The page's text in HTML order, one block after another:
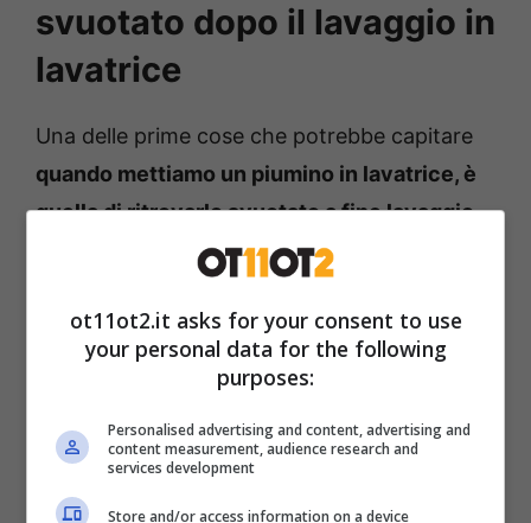
svuotato dopo il lavaggio in
lavatrice
Una delle prime cose che potrebbe capitare
quando mettiamo un piumino in lavatrice, è
quella di ritrovarlo svuotato a fine lavaggio.
In questo caso, infatti, l’imbottitura interna
lasciando completamente vuoto il resto. La
situazione poi, peggiora ancora di più se lo
ot11ot2.it asks for your consent to use
your personal data for the following
purposes:
Personalised advertising and content, advertising and
content measurement, audience research and
services development
Store and/or access information on a device